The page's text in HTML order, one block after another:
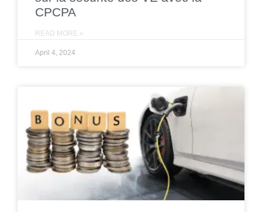
CPCPA
READ MORE »
April 4, 2024